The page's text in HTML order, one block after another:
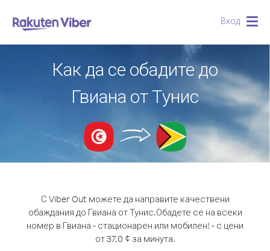
Вход
Как да се обадите до
Гвиана от Тунис
С Viber Out можете да направите качествени
обаждания до Гвиана от Тунис.Обадете се на всеки
номер в Гвиана - стационарен или мобилен! - с цени
от 37.0 ¢ за минута.